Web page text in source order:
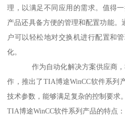
理，以满足不同应用的需求。值得
产品还具备方便的管理和配置功能。
户可以轻松地对交换机进行配置和
化。
作为自动化解决方案供应商，我
作，推出了TIA博途WinCC软件系列
技术参数，能够满足复杂的控制要求。
TIA博途WinCC软件系列产品的特点：